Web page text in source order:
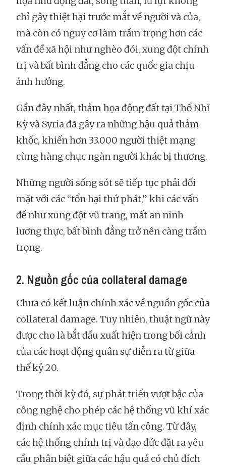
chỉ gây thiệt hại trước mắt về người và của,
mà còn có nguy cơ làm trầm trọng hơn các
vấn đề xã hội như nghèo đói, xung đột chính
trị và bất bình đẳng cho các quốc gia chịu
ảnh hưởng.
Gần đây nhất, thảm họa động đất tại Thổ Nhĩ
Kỳ và Syria đã gây ra những hậu quả thảm
khốc, khiến hơn 33.000 người thiệt mạng
cùng hàng chục ngàn người khác bị thương.
Những người sống sót sẽ tiếp tục phải đối
mặt với các “tổn hại thứ phát,” khi các vấn
đề như xung đột vũ trang, mất an ninh
lương thực, bất bình đẳng trở nên càng trầm
trọng.
2. Nguồn gốc của collateral damage
Chưa có kết luận chính xác về nguồn gốc của
collateral damage. Tuy nhiên, thuật ngữ này
được cho là bắt đầu xuất hiện trong bối cảnh
của các hoạt động quân sự diễn ra từ giữa
thế kỷ 20.
Trong thời kỳ đó, sự phát triển vượt bậc của
công nghệ cho phép các hệ thống vũ khí xác
định chính xác mục tiêu tấn công. Từ đây,
các hệ thống chính trị và đạo đức đặt ra yêu
cầu phân biệt giữa các hậu quả có chủ đích